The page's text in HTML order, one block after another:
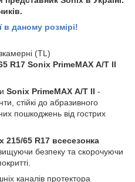
в даному розмірі!
(TL)
R17 Sonix PrimeMAX А/Т II
Sonix PrimeMAX А/Т II -
стійкі до абразивного
пошкоджень від гострих
215/65 R17 всесезонка
безпеку та скорочуючи
каналів протектора